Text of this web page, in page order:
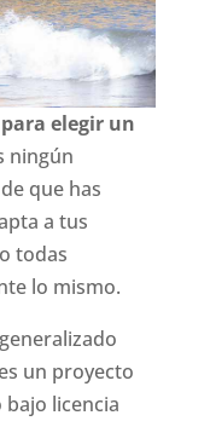
elegir un
ningún
que has
a tus
todas
lo mismo.
un proyecto
licencia